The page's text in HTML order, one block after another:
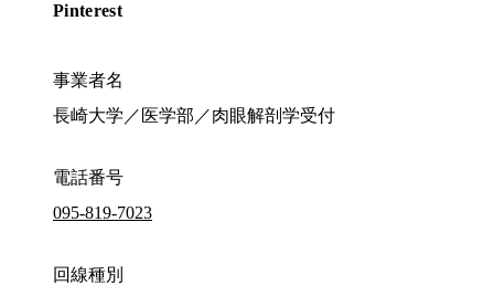
Pinterest
事業者名
長崎大学／医学部／肉眼解剖学受付
電話番号
095-819-7023
回線種別